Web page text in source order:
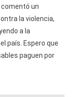
comentó un
la violencia,
a la
país. Espero que
paguen por